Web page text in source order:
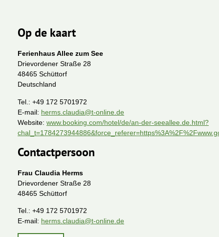
Op de kaart
Ferienhaus Allee zum See
Drievordener Straße 28
48465 Schüttorf
Deutschland
Tel.: +49 172 5701972
E-mail: herms.claudia@t-online.de
Website: www.booking.com/hotel/de/an-der-seeallee.de.html?
Contactpersoon
Frau Claudia Herms
Drievordener Straße 28
48465 Schüttorf
Tel.: +49 172 5701972
E-mail: herms.claudia@t-online.de